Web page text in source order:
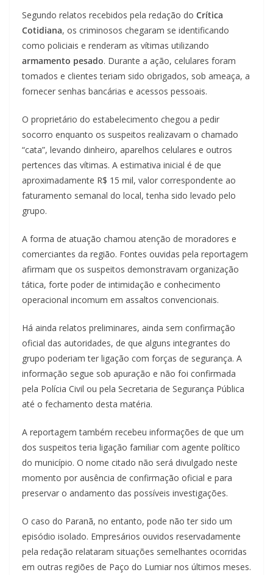
Segundo relatos recebidos pela redação do Crítica
Cotidiana, os criminosos chegaram se identificando
como policiais e renderam as vítimas utilizando
armamento pesado. Durante a ação, celulares foram
tomados e clientes teriam sido obrigados, sob ameaça, a
fornecer senhas bancárias e acessos pessoais.
O proprietário do estabelecimento chegou a pedir
socorro enquanto os suspeitos realizavam o chamado
“cata”, levando dinheiro, aparelhos celulares e outros
pertences das vítimas. A estimativa inicial é de que
aproximadamente R$ 15 mil, valor correspondente ao
faturamento semanal do local, tenha sido levado pelo
grupo.
A forma de atuação chamou atenção de moradores e
comerciantes da região. Fontes ouvidas pela reportagem
afirmam que os suspeitos demonstravam organização
tática, forte poder de intimidação e conhecimento
operacional incomum em assaltos convencionais.
Há ainda relatos preliminares, ainda sem confirmação
oficial das autoridades, de que alguns integrantes do
grupo poderiam ter ligação com forças de segurança. A
informação segue sob apuração e não foi confirmada
pela Polícia Civil ou pela Secretaria de Segurança Pública
até o fechamento desta matéria.
A reportagem também recebeu informações de que um
dos suspeitos teria ligação familiar com agente político
do município. O nome citado não será divulgado neste
momento por ausência de confirmação oficial e para
preservar o andamento das possíveis investigações.
O caso do Paranã, no entanto, pode não ter sido um
episódio isolado. Empresários ouvidos reservadamente
pela redação relataram situações semelhantes ocorridas
em outras regiões de Paço do Lumiar nos últimos meses.